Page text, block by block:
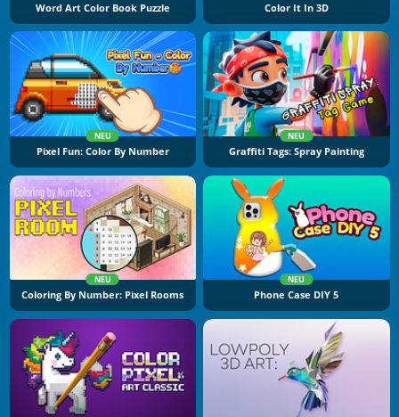
Word Art Color Book Puzzle Color It In 3D
NEU
Pixel Fun: Color By Number
NEU
Graffiti Tags: Spray Painting
NEU
Coloring By Number: Pixel Rooms
NEU
Phone Case DIY 5